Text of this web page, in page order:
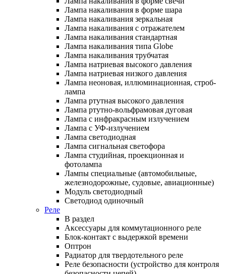
Лампа накаливания в форме шара
Лампа накаливания зеркальная
Лампа накаливания с отражателем
Лампа накаливания стандартная
Лампа накаливания типа Globe
Лампа накаливания трубчатая
Лампа натриевая высокого давления
Лампа натриевая низкого давления
Лампа неоновая, иллюминационная, строб-
лампа
Лампа ртутная высокого давления
Лампа ртутно-вольфрамовая дуговая
Лампа с инфракрасным излучением
Лампа с УФ-излучением
Лампа светодиодная
Лампа сигнальная светофора
Лампа студийная, проекционная и
фотолампа
Лампы специальные (автомобильные,
железнодорожные, судовые, авиационные)
Модуль светодиодный
Светодиод одиночный
Реле
В раздел
Аксессуары для коммутационного реле
Блок-контакт с выдержкой времени
Оптрон
Радиатор для твердотельного реле
Реле безопасности (устройство для контроля